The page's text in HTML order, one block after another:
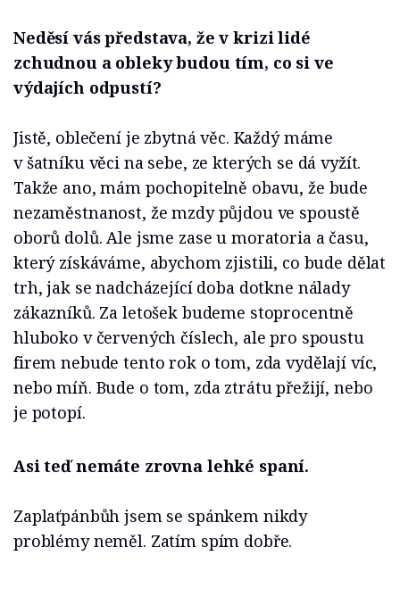
Neděsí vás představa, že v krizi lidé
zchudnou a obleky budou tím, co si ve
výdajích odpustí?
Jistě, oblečení je zbytná věc. Každý máme
v šatníku věci na sebe, ze kterých se dá vyžít.
Takže ano, mám pochopitelně obavu, že bude
nezaměstnanost, že mzdy půjdou ve spoustě
oborů dolů. Ale jsme zase u moratoria a času,
který získáváme, abychom zjistili, co bude dělat
trh, jak se nadcházející doba dotkne nálady
zákazníků. Za letošek budeme stoprocentně
hluboko v červených číslech, ale pro spoustu
firem nebude tento rok o tom, zda vydělají víc,
nebo míň. Bude o tom, zda ztrátu přežijí, nebo
je potopí.
Asi teď nemáte zrovna lehké spaní.
Zaplaťpánbůh jsem se spánkem nikdy
problémy neměl. Zatím spím dobře.